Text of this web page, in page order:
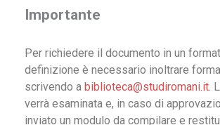
Importante
Per richiedere il documento in un
definizione è necessario inoltrare
scrivendo a biblioteca@studiromani.it.
verrà esaminata e, in caso di
inviato un modulo da compilare e